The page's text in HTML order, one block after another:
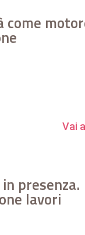
come
Vai
presenza.
lavori